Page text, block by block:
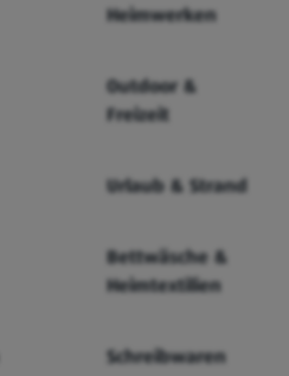
Heimwerken
Outdoor &
Freizeit
Urlaub & Strand
Bettwäsche &
Heimtextilien
Schreibwaren